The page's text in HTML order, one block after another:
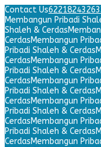
Contact Us
Membangun Pribadi
Shaleh & Cerdas
CerdasMembangun
Pribadi Shaleh & Cerdas
CerdasMembangun
Pribadi Shaleh & Cerdas
CerdasMembangun
Pribadi Shaleh & Cerdas
CerdasMembangun
Pribadi Shaleh & Cerdas
CerdasMembangun
Pribadi Shaleh & Cerdas
CerdasMembangun